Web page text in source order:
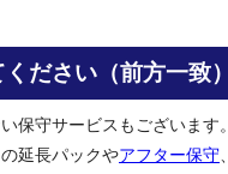
ださい（前方一致）
保守サービスもございます。
延長パックやアフター保守